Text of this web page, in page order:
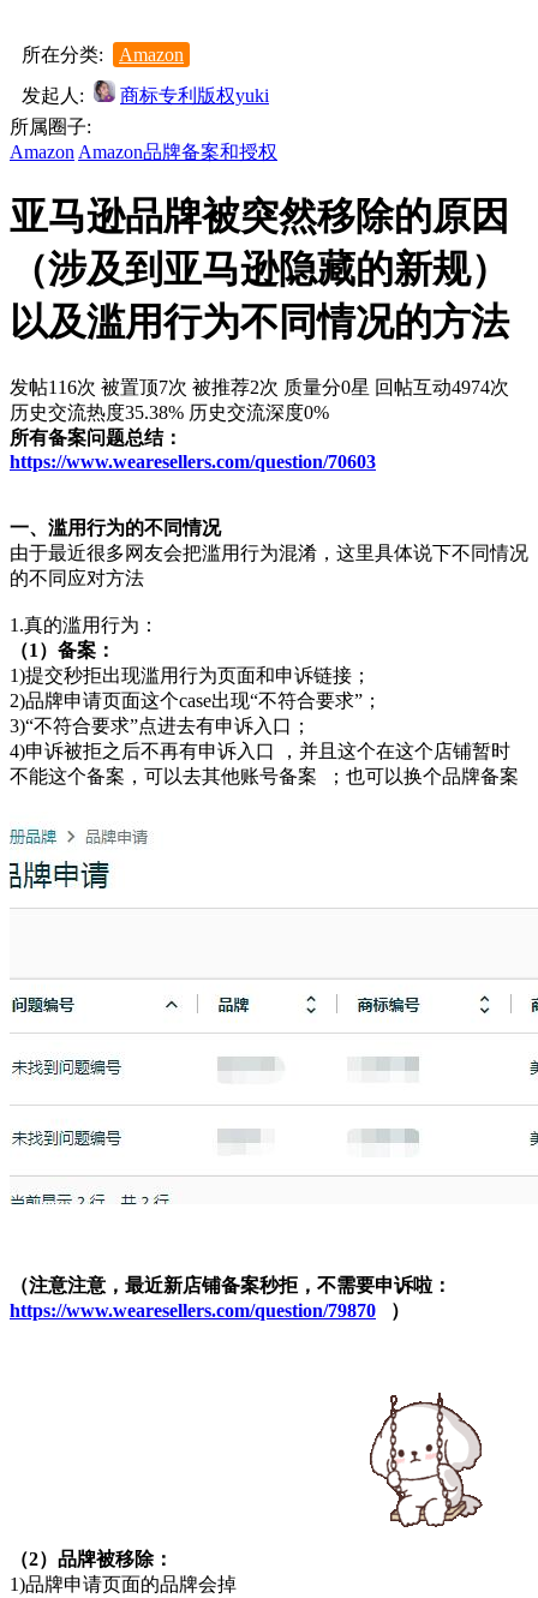
所在分类:
Amazon
发起人:
商标专利版权yuki
所属圈子:
Amazon Amazon品牌备案和授权
亚马逊品牌被突然移除的原因
（涉及到亚马逊隐藏的新规）
以及滥用行为不同情况的方法
发帖116次 被置顶7次 被推荐2次 质量分0星 回帖互动4974次
历史交流热度35.38% 历史交流深度0%
所有备案问题总结：
https://www.wearesellers.com/question/70603
一、滥用行为的不同情况
由于最近很多网友会把滥用行为混淆，这里具体说下不同情况
的不同应对方法
1.真的滥用行为：
（1）备案：
1)提交秒拒出现滥用行为页面和申诉链接；
2)品牌申请页面这个case出现“不符合要求”；
3)“不符合要求”点进去有申诉入口；
4)申诉被拒之后不再有申诉入口 ，并且这个在这个店铺暂时
不能这个备案，可以去其他账号备案 ；也可以换个品牌备案
（注意注意，最近新店铺备案秒拒，不需要申诉啦：
https://www.wearesellers.com/question/79870 ）
（2）品牌被移除：
1)品牌申请页面的品牌会掉